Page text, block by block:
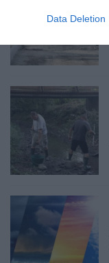
Data Deletion